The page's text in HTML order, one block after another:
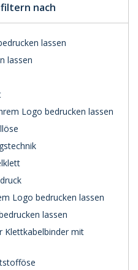
nach
lassen
lassen
Logo bedrucken lassen
Logo bedrucken lassen
lassen
Klettkabelbinder mit